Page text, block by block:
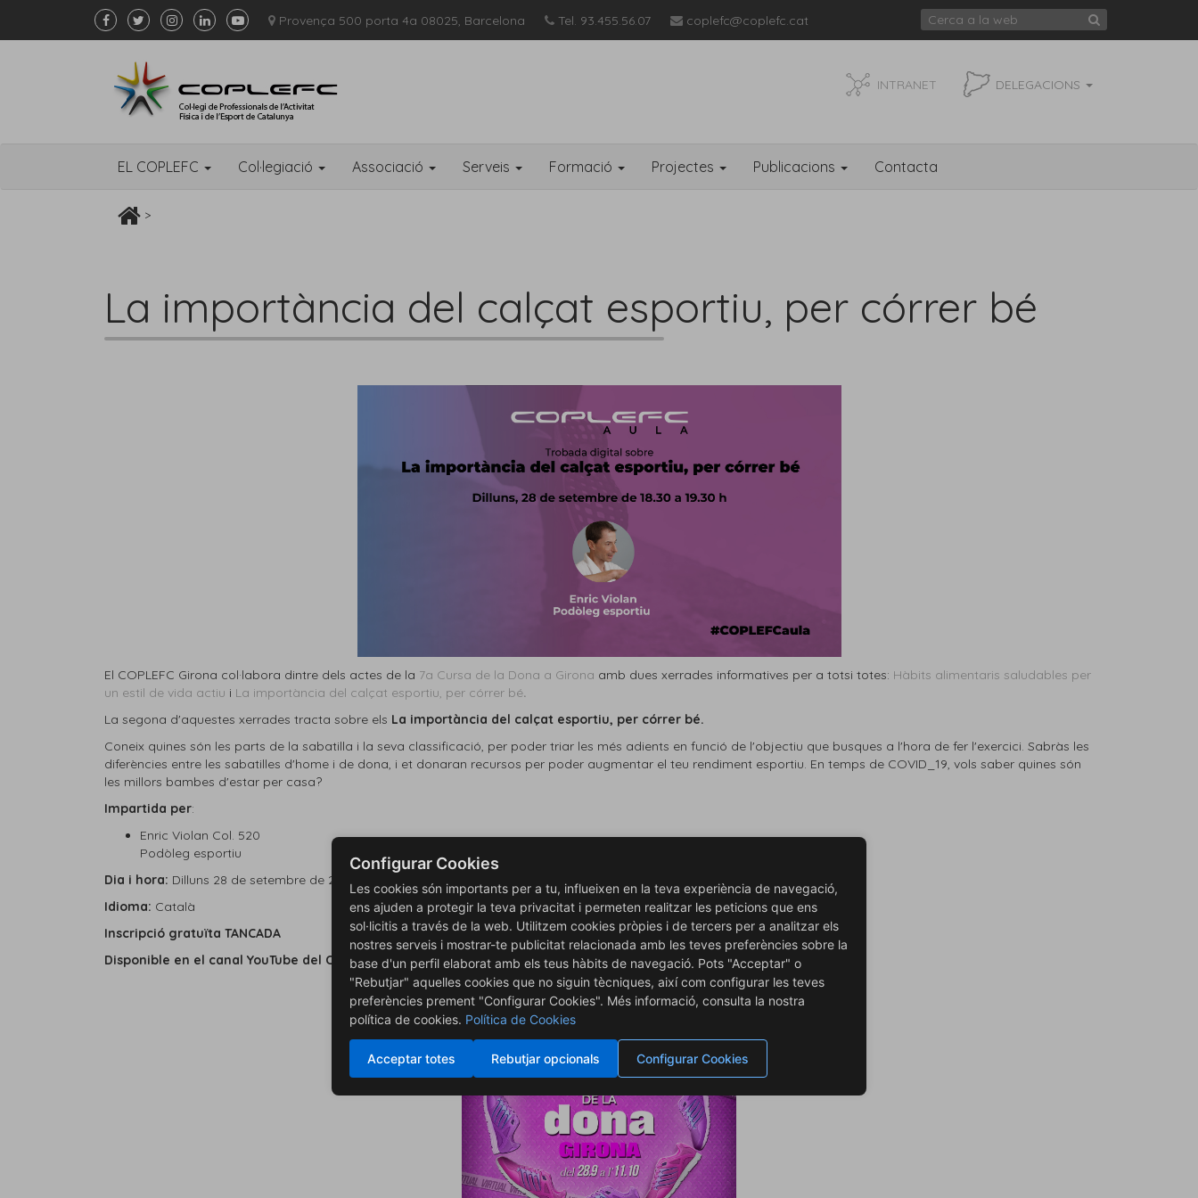
Provença 500 porta 4a 08025, Barcelona Tel. 93.455.56.07 coplefc@coplefc.cat
DELEGACIONS
INTRANET
EL COPLEFC Col·legiació Associació Serveis Formació Projectes Publicacions Contacta
>
La importància del calçat esportiu, per córrer bé
El COPLEFC Girona col·labora dintre dels actes de la 7a Cursa de la Dona a Girona amb dues xerrades informatives per a totsi totes: Hàbits alimentaris saludables per
un estil de vida actiu i La importància del calçat esportiu, per córrer bé.
La segona d'aquestes xerrades tracta sobre els La importància del calçat esportiu, per córrer bé.
Coneix quines són les parts de la sabatilla i la seva classificació, per poder triar les més adients en funció de l'objectiu que busques a l'hora de fer l'exercici. Sabràs les
diferències entre les sabatilles d'home i de dona, i et donaran recursos per poder augmentar el teu rendiment esportiu. En temps de COVID_19, vols saber quines són
les millors bambes d'estar per casa?
Impartida per:
Enric Violan Col. 520
Podòleg esportiu
Dia i hora: Dilluns 28 de setembre de 2020 de 18.30 a 19.30 h
Idioma: Català
Inscripció gratuïta TANCADA
Disponible en el canal YouTube del COPLEFC,clica aquí.
Configurar Cookies
Les cookies són importants per a tu, influeixen en la teva experiència de navegació,
ens ajuden a protegir la teva privacitat i permeten realitzar les peticions que ens
sol·licitis a través de la web. Utilitzem cookies pròpies i de tercers per a analitzar els
nostres serveis i mostrar-te publicitat relacionada amb les teves preferències sobre la
base d'un perfil elaborat amb els teus hàbits de navegació. Pots "Acceptar" o
"Rebutjar" aquelles cookies que no siguin tècniques, així com configurar les teves
preferències prement "Configurar Cookies". Més informació, consulta la nostra
política de cookies. Política de Cookies
Acceptar totes Rebutjar opcionals Configurar Cookies